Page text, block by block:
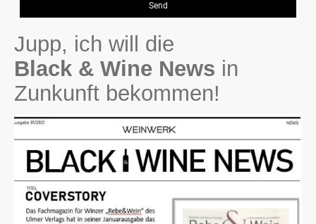
Send
Jupp, ich will die
Black & Wine News in
Zunkunft bekommen!